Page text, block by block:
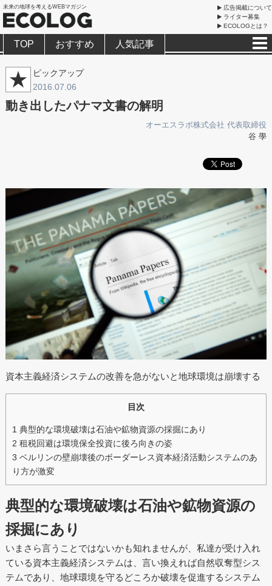
未来の地球を考えるWEBマガジン
広告掲載について
ライター募集
ECOLOGとは？
TOP おすすめ 人気記事
ピックアップ
2016.07.06
動き出したパナマ文書の解明
オーエスラボ株式会社 代表取締役
谷 學
資本主義経済システムの改善を急がないと地球環境は崩壊する
目次
1 典型的な環境破壊は石油や鉱物資源の採掘にあり
2 租税回避は環境保全投資に後ろ向きの姿
3 ベルリンの壁崩壊後のボーダーレス資本経済活動システムのあ
り方が激変
典型的な環境破壊は石油や鉱物資源の
採掘にあり
いまさら言うことではないかも知れませんが、私達が受け入れ
ている資本主義経済システムは、言い換えれば自然収奪型シス
テムであり、地球環境を守るどころか破壊を促進するシステム